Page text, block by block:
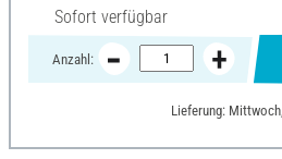
Sofort verfügbar
Anzahl:
Lieferung: